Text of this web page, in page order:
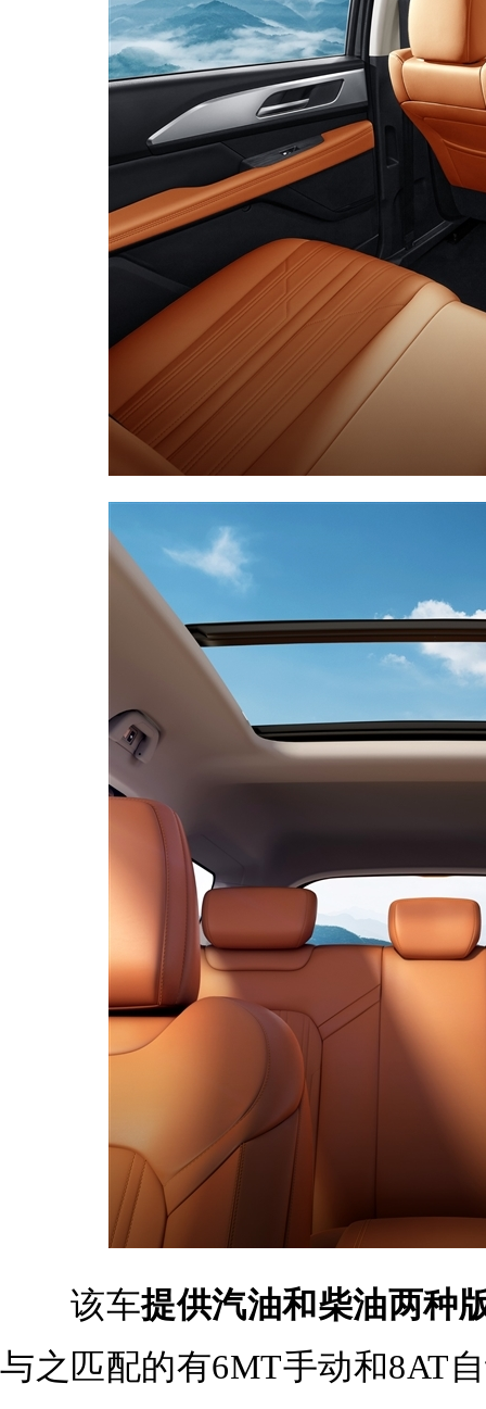
该车提供汽油和柴油两种
与之匹配的有6MT手动和8AT